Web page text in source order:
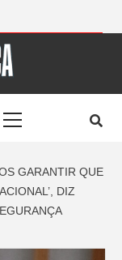
–
A
GARANTIR QUE
DIZ